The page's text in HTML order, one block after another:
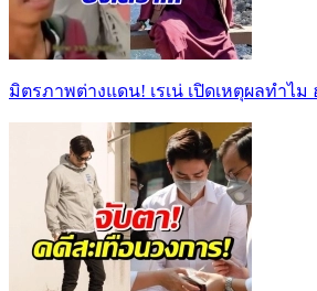
มิตรภาพต่างแดน! เรเน่ เปิดเหตุผลทำไม